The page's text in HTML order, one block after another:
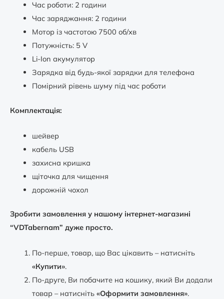
Час роботи: 2 години
Час заряджання: 2 години
Мотор із частотою 7500 об/хв
Потужність: 5 V
Li-Ion акумулятор
Зарядка від будь-якої зарядки для телефона
Помірний рівень шуму під час роботи
Комплектація:
шейвер
кабель USB
захисна кришка
щіточка для чищення
дорожній чохол
Зробити замовлення у нашому інтернет-магазині
“VDTabernam” дуже просто.
По-перше, товар, що Вас цікавить – натисніть
«Купити».
По-друге, Ви побачите на кошику, який Ви додали
товар – натисніть «Оформити замовлення».